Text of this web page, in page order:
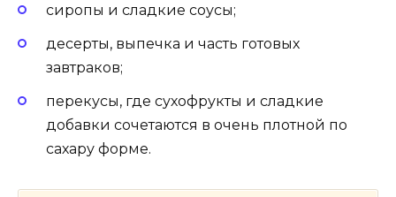
сиропы и сладкие соусы;
десерты, выпечка и часть готовых
завтраков;
перекусы, где сухофрукты и сладкие
добавки сочетаются в очень плотной по
сахару форме.